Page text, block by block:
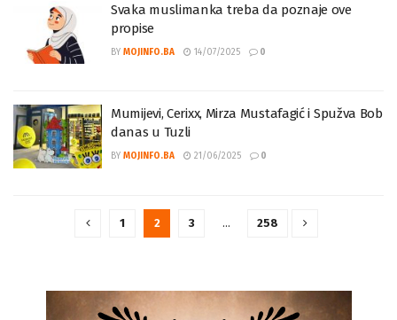
Svaka muslimanka treba da poznaje ove
propise
BY MOJINFO.BA 14/07/2025 0
Mumijevi, Cerixx, Mirza Mustafagić i Spužva Bob
danas u Tuzli
BY MOJINFO.BA 21/06/2025 0
1 2 3 … 258